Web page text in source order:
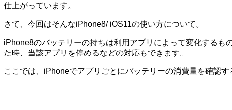
仕上がっています。
さて、今回はそんなiPhone8/ iOS11の使い方について。
iPhone8のバッテリーの持ちは利用アプリによって変化するも
た時、当該アプリを停めるなどの対応もできます。
ここでは、iPhoneでアプリごとにバッテリーの消費量を確認す